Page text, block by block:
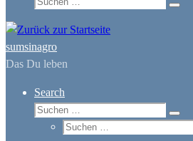
sumsinagro
Das Du leben
Search
Suche
Suche